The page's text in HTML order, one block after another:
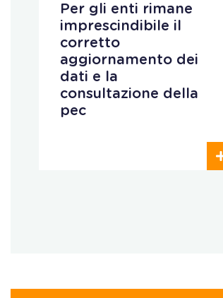
Per gli enti rimane
imprescindibile il
corretto
aggiornamento dei
dati e la
consultazione della
pec